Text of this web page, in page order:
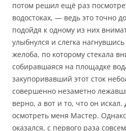
потом решил ещё раз
водостоках, — ведь это точно
подойдя к одному из них
улыбнулся и слегка
желоба, по которому стекала
собиравшаяся на площадке
закупоривавший этот сток
совершенно незаметно
верно, а вот и то, что он
осмотреть меня Мастер.
оказался, с первого раза